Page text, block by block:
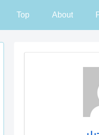
Top About